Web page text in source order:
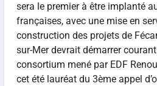
sera le premier à être implanté
françaises, avec une mise en
construction des projets de
sur-Mer devrait démarrer
consortium mené par EDF
cet été lauréat du 3ème appel